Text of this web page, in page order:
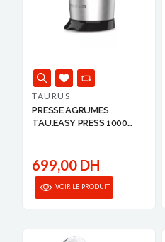
TAURUS
PRESSE AGRUMES
TAU.EASY PRESS 1000
699,00 DH
VOIR LE PRODUIT